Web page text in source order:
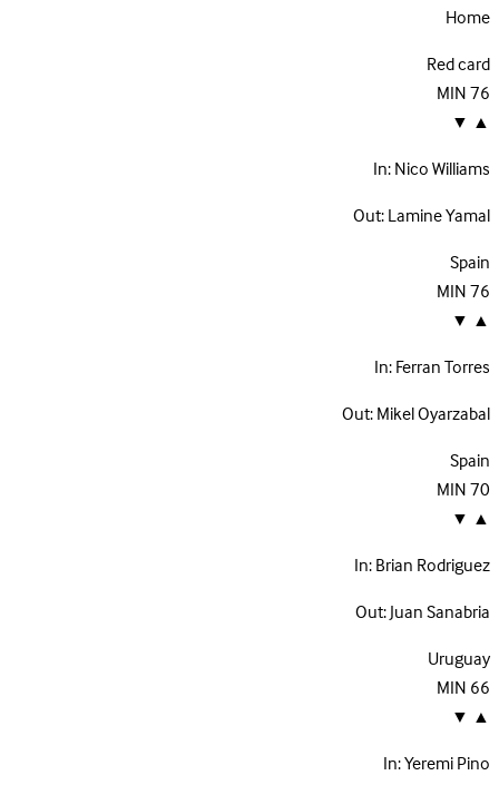
Home
Red card
76
MIN
▲
▼
In:Nico Williams
Out:Lamine Yamal
Spain
76
MIN
▲
▼
In:Ferran Torres
Out:Mikel Oyarzabal
Spain
70
MIN
▲
▼
In:Brian Rodriguez
Out:Juan Sanabria
Uruguay
66
MIN
▲
▼
In:Yeremi Pino